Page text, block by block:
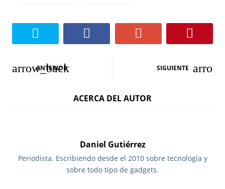
N
a
ANTERIOR SIGUIENTE
ACERCA DEL AUTOR
Daniel Gutiérrez
Periodista. Escribiendo desde el 2010 sobre tecnología y
sobre todo tipo de gadgets.